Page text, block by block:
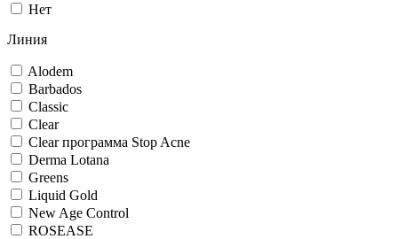
Нет
Линия
Alodem
Barbados
Classic
Clear
Clear программа Stop Acne
Derma Lotana
Greens
Liquid Gold
New Age Control
ROSEASE